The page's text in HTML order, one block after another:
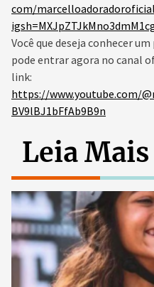
com/
Você que deseja conhecer
pode entrar agora no canal
link:
https://www.youtube.com/@
BV9lBJ1bFfAb9B9n
Leia Mais